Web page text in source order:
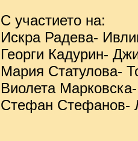
С участието на:
Искра Радева-
Георги Кадурин-
Мария Статулова-
Виолета
Стефан Стефанов-